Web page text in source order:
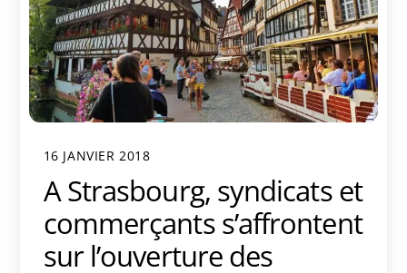
16 JANVIER 2018
A Strasbourg, syndicats et
commerçants s’affrontent
sur l’ouverture des